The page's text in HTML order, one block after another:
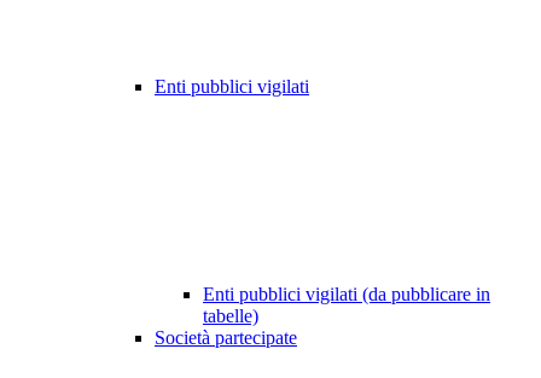
Enti pubblici vigilati
Enti pubblici vigilati (da pubblicare in
tabelle)
Società partecipate